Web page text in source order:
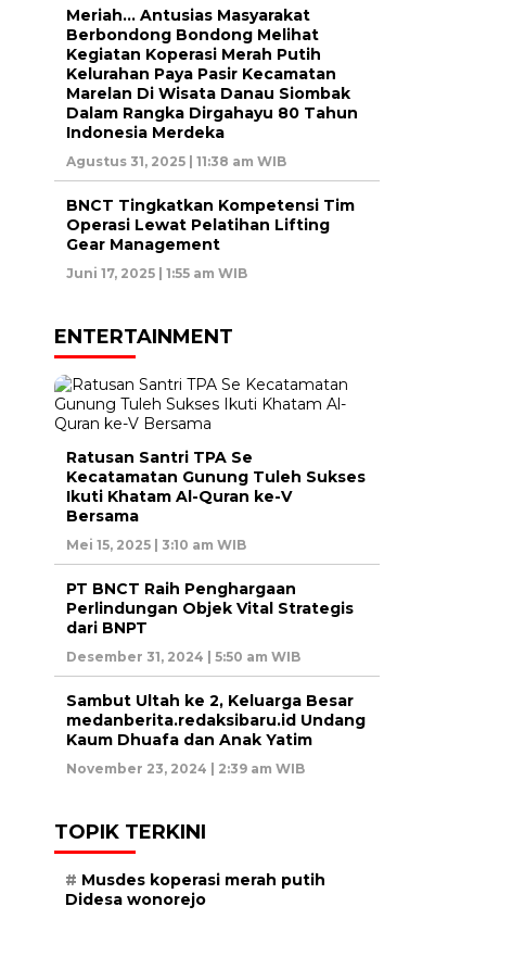
Meriah… Antusias Masyarakat
Berbondong Bondong Melihat
Kegiatan Koperasi Merah Putih
Kelurahan Paya Pasir Kecamatan
Marelan Di Wisata Danau Siombak
Dalam Rangka Dirgahayu 80 Tahun
Indonesia Merdeka
Agustus 31, 2025 | 11:38 am WIB
BNCT Tingkatkan Kompetensi Tim
Operasi Lewat Pelatihan Lifting
Gear Management
Juni 17, 2025 | 1:55 am WIB
ENTERTAINMENT
Ratusan Santri TPA Se
Kecatamatan Gunung Tuleh Sukses
Ikuti Khatam Al-Quran ke-V
Bersama
Mei 15, 2025 | 3:10 am WIB
PT BNCT Raih Penghargaan
Perlindungan Objek Vital Strategis
dari BNPT
Desember 31, 2024 | 5:50 am WIB
Sambut Ultah ke 2, Keluarga Besar
medanberita.redaksibaru.id Undang
Kaum Dhuafa dan Anak Yatim
November 23, 2024 | 2:39 am WIB
TOPIK TERKINI
Musdes koperasi merah putih
Didesa wonorejo